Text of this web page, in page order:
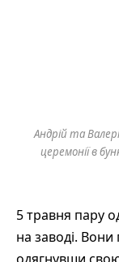
Андрій та
церемонії в
5 травня пару
на заводі.